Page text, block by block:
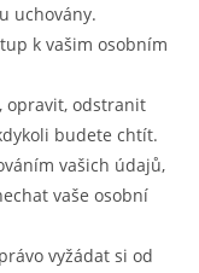
uchovány.
k vašim osobním
opravit, odstranit
budete chtít.
vašich údajů,
vaše osobní
vyžádat si od